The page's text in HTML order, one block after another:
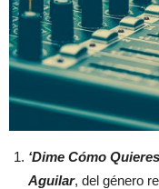
‘Dime Cómo
Aguilar, del género